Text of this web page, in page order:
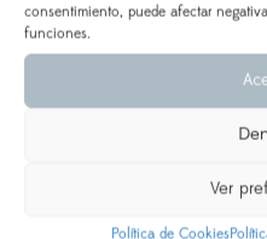
consentimiento, puede afectar
funciones.
Ver
Política de Cookies
AÑADIR AL
Los pedidos realizados a
según orden de entrada
(indicado en la
24 de
Se priorizarán